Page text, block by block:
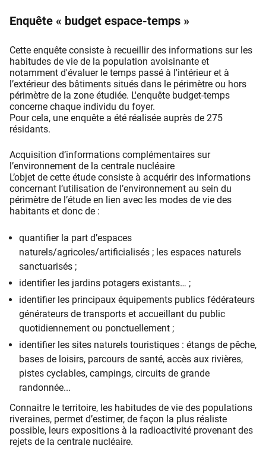
Enquête « budget espace-temps »
Cette enquête consiste à recueillir des informations sur les
habitudes de vie de la population avoisinante et
notamment d'évaluer le temps passé à l'intérieur et à
l’extérieur des bâtiments situés dans le périmètre ou hors
périmètre de la zone étudiée. L'enquête budget-temps
concerne chaque individu du foyer.
Pour cela, une enquête a été réalisée auprès de 275
résidants.
Acquisition d’informations complémentaires sur
l’environnement de la centrale nucléaire
L’objet de cette étude consiste à acquérir des informations
concernant l’utilisation de l’environnement au sein du
périmètre de l’étude en lien avec les modes de vie des
habitants et donc de :
quantifier la part d’espaces
naturels/agricoles/artificialisés ; les espaces naturels
sanctuarisés ;
identifier les jardins potagers existants… ;
identifier les principaux équipements publics fédérateurs
générateurs de transports et accueillant du public
quotidiennement ou ponctuellement ;
​​identifier les sites naturels touristiques : étangs de pêche,
bases de loisirs, parcours de santé, accès aux rivières,
pistes cyclables, campings, circuits de grande
randonnée...
Connaitre le territoire, les habitudes de vie des populations
riveraines, permet d’estimer, de façon la plus réaliste
possible, leurs expositions à la radioactivité provenant des
rejets de la centrale nucléaire.